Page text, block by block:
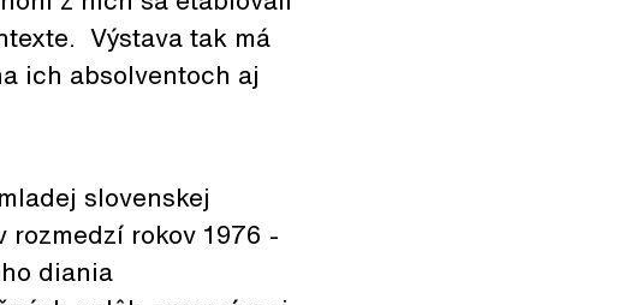
Výstava tak má
ich absolventoch aj
slovenskej
rokov 1976 -
diania